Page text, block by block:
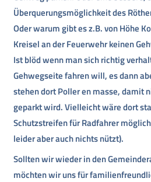
Überquerungsmöglichkeit des
Oder warum gibt es z.B. von Höhe
Kreisel an der Feuerwehr keinen
Ist blöd wenn man sich richtig
Gehwegseite fahren will, es dann
stehen dort Poller en masse, damit
geparkt wird. Vielleicht wäre dort
Schutzstreifen für Radfahrer
leider aber auch nichts nützt).
Sollten wir wieder in den
möchten wir uns für